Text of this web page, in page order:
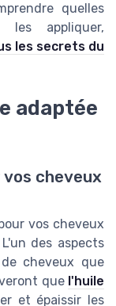
quelles
les appliquer,
les secrets du
adaptée
vos cheveux
vos cheveux
des aspects
cheveux que
que l'huile
et épaissir les